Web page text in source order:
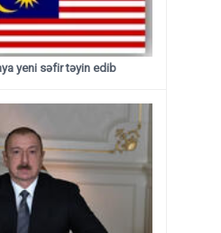
yeni səfir təyin edib